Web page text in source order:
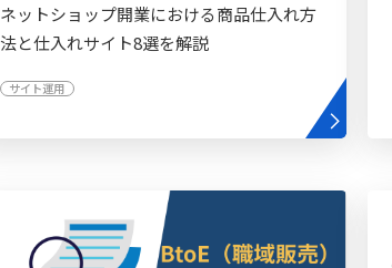
ネットショップ開業における商品仕入れ方
法と仕入れサイト8選を解説
サイト運用